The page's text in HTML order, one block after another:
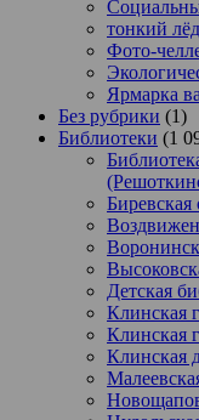
тонкий
Фото-
Ярмарка
Без рубрики (1)
Библиотеки (1
Биревская
Детская
Клинская
Клинская
Клинская